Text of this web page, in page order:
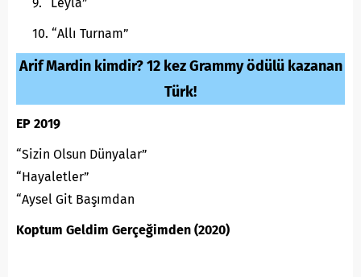
“Allı Turnam”
Arif Mardin kimdir? 12 kez Grammy ödülü kazanan
Türk!
EP 2019
“Sizin Olsun Dünyalar”
“Hayaletler”
“Aysel Git Başımdan
Koptum Geldim Gerçeğimden (2020)